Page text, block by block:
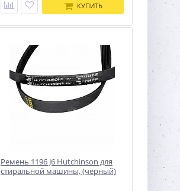
КУПИТЬ
Ремень 1196 J6 Hutchinson для
стиральной машины, (черный)